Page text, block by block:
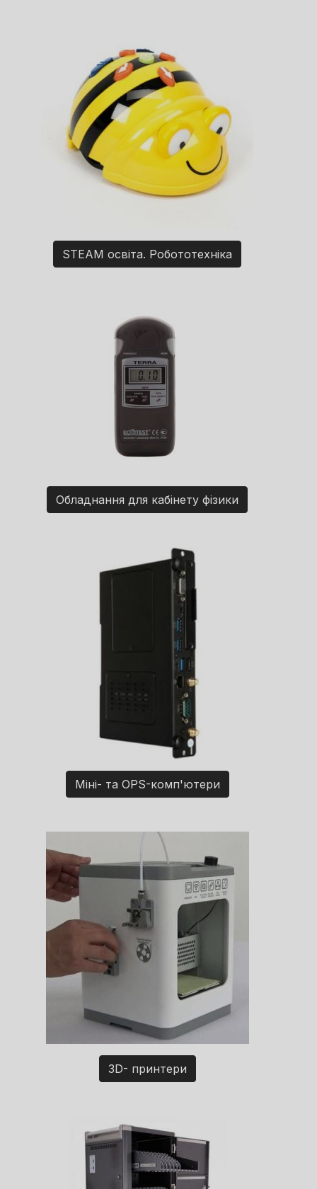
STEAM освіта. Робототехніка
Обладнання для кабінету фізики
Міні- та OPS-комп'ютери
3D- принтери